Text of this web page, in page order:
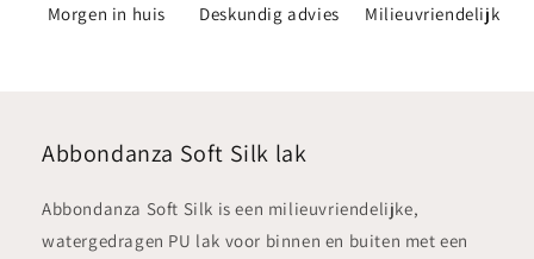
Morgen in huis Deskundig advies Milieuvriendelijk
Abbondanza Soft Silk lak
Abbondanza Soft Silk is een milieuvriendelijke,
watergedragen PU lak voor binnen en buiten met een